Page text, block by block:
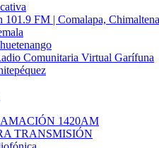
101.9 FM | Comalapa,
Comunitaria Virtual Garífuna
1420AM
TRANSMISIÓN